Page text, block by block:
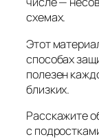
схемах.
Этот
способах
полезен
близких.
Расскажите
с